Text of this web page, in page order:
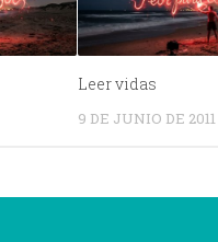
Leer vidas
9 DE JUNIO DE 2011